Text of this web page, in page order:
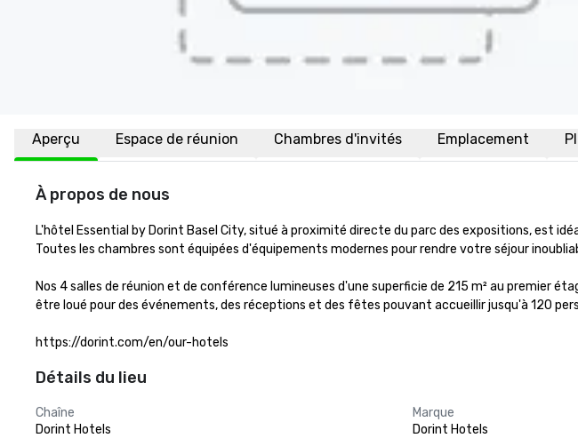
Aperçu Espace de réunion Chambres d'invités Emplacement
À propos de nous
L'hôtel Essential by Dorint Basel City, situé à proximité directe du parc des expositions, est
Toutes les chambres sont équipées d'équipements modernes pour rendre votre séjour
Nos 4 salles de réunion et de conférence lumineuses d'une superficie de 215 m² au premier
être loué pour des événements, des réceptions et des fêtes pouvant accueillir jusqu'à 120
https://dorint.com/en/our-hotels
Détails du lieu
Chaîne
Dorint Hotels
Marque
Dorint Hotels